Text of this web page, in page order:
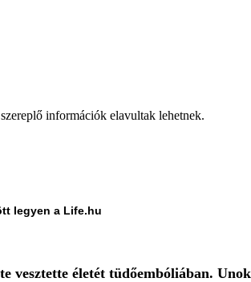
információk elavultak lehetnek.
legyen a Life.hu
vesztette életét tüdőembóliában.